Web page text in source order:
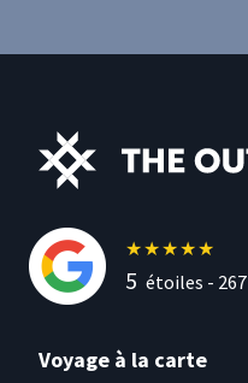
★★★★★
5 étoiles - 267
Voyage à la carte